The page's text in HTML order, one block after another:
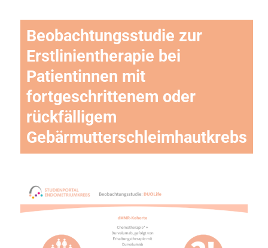
Beobachtungsstudie zur
Erstlinientherapie bei
Patientinnen mit
fortgeschrittenem oder
rückfälligem
Gebärmutterschleimhautkrebs